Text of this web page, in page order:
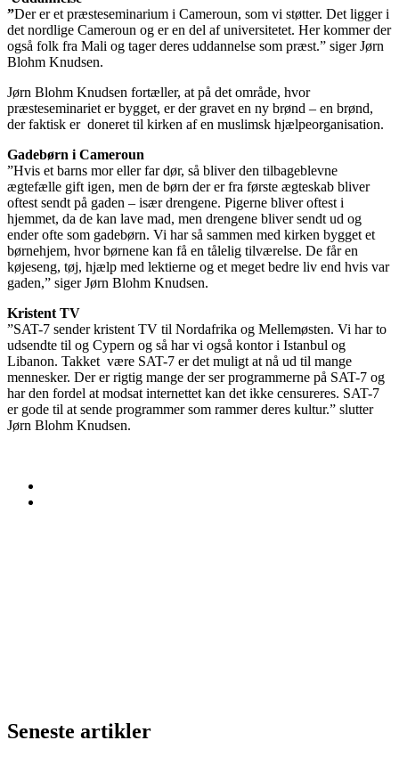
”Der er et præsteseminarium i Cameroun, som vi støtter. Det ligger i
det nordlige Cameroun og er en del af universitetet. Her kommer der
også folk fra Mali og tager deres uddannelse som præst.” siger Jørn
Blohm Knudsen.
Jørn Blohm Knudsen fortæller, at på det område, hvor
præsteseminariet er bygget, er der gravet en ny brønd – en brønd,
der faktisk er doneret til kirken af en muslimsk hjælpeorganisation.
Gadebørn i Cameroun
”Hvis et barns mor eller far dør, så bliver den tilbageblevne
ægtefælle gift igen, men de børn der er fra første ægteskab bliver
oftest sendt på gaden – især drengene. Pigerne bliver oftest i
hjemmet, da de kan lave mad, men drengene bliver sendt ud og
ender ofte som gadebørn. Vi har så sammen med kirken bygget et
børnehjem, hvor børnene kan få en tålelig tilværelse. De får en
køjeseng, tøj, hjælp med lektierne og et meget bedre liv end hvis var
gaden,” siger Jørn Blohm Knudsen.
Kristent TV
”SAT-7 sender kristent TV til Nordafrika og Mellemøsten. Vi har to
udsendte til og Cypern og så har vi også kontor i Istanbul og
Libanon. Takket være SAT-7 er det muligt at nå ud til mange
mennesker. Der er rigtig mange der ser programmerne på SAT-7 og
har den fordel at modsat internettet kan det ikke censureres. SAT-7
er gode til at sende programmer som rammer deres kultur.” slutter
Jørn Blohm Knudsen.
Seneste artikler